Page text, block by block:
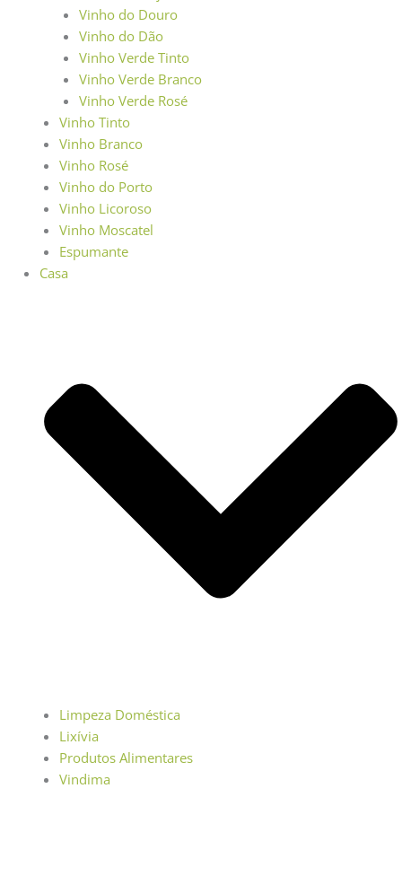
Vinho do Douro
Vinho do Dão
Vinho Verde Tinto
Vinho Verde Branco
Vinho Verde Rosé
Vinho Tinto
Vinho Branco
Vinho Rosé
Vinho do Porto
Vinho Licoroso
Vinho Moscatel
Espumante
Casa
Limpeza Doméstica
Lixívia
Produtos Alimentares
Vindima